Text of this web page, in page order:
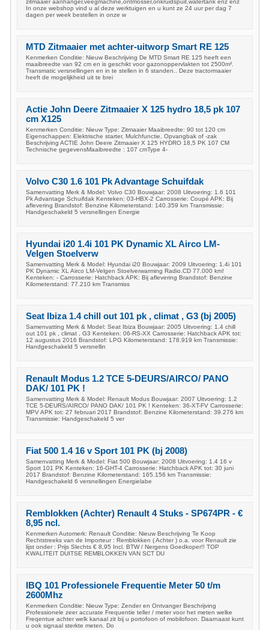
zitmaaier aanhanger,veegmachine,ontmosser,onkruidspuit,watertank enz enz
In onze webshop vind u al deze werktuigen en u kunt ze 24 uur per dag 7
dagen per week bestellen in onze w
MTD Zitmaaier met achter-uitworp Smart RE 125
Kenmerken Conditie: Nieuw Beschrijving De MTD Smart RE 125 heeft een
maaibreedte van 92 cm en is geschikt voor gazonoppervlakten tot 2500m².
Transmatic versnellingen en in te stellen in 6 standen.. Deze tractormaaier
heeft de mogelijkheid uit te brei
Actie John Deere Zitmaaier X 125 hydro 18,5 pk 107
cm X125
Kenmerken Conditie: Nieuw Type: Zitmaaier Maaibreedte: 90 tot 120 cm
Eigenschappen: Elektrische starter, Mulchfunctie, Opvangbak of -zak
Beschrijving ACTIE John Deere Zitmaaier X 125 HYDRO 18,5 PK 107 CM
Technische gegevensMaaibreedte : 107 cmType 4-
Volvo C30 1.6 101 Pk Advantage Schuifdak
Samenvatting Merk & Model: Volvo C30 Bouwjaar: 2008 Uitvoering: 1.6 101
Pk Advantage Schuifdak Kenteken: 03-HBX-2 Carrosserie: Coupé APK: Bij
aflevering Brandstof: Benzine Kilometerstand: 140.359 km Transmissie:
Handgeschakeld 5 versnellingen Energie
Hyundai i20 1.4i 101 PK Dynamic XL Airco LM-
Velgen Stoelverw
Samenvatting Merk & Model: Hyundai i20 Bouwjaar: 2009 Uitvoering: 1.4i 101
PK Dynamic XL Airco LM-Velgen Stoelverwarming Radio.CD 77.000 km!
Kenteken: - Carrosserie: Hatchback APK: Bij aflevering Brandstof: Benzine
Kilometerstand: 77.210 km Transmiss
Seat Ibiza 1.4 chill out 101 pk , climat , G3 (bj 2005)
Samenvatting Merk & Model: Seat Ibiza Bouwjaar: 2005 Uitvoering: 1.4 chill
out 101 pk , climat , G3 Kenteken: 06-RS-XX Carrosserie: Hatchback APK tot:
12 augustus 2016 Brandstof: LPG Kilometerstand: 178.919 km Transmissie:
Handgeschakeld 5 versnellin
Renault Modus 1.2 TCE 5-DEURS/AIRCO/ PANO
DAK/ 101 PK !
Samenvatting Merk & Model: Renault Modus Bouwjaar: 2007 Uitvoering: 1.2
TCE 5-DEURS/AIRCO/ PANO DAK/ 101 PK ! Kenteken: 36-XT-FV Carrosserie:
MPV APK tot: 27 februari 2017 Brandstof: Benzine Kilometerstand: 39.276 km
Transmissie: Handgeschakeld 5 ver
Fiat 500 1.4 16 v Sport 101 PK (bj 2008)
Samenvatting Merk & Model: Fiat 500 Bouwjaar: 2008 Uitvoering: 1.4 16 v
Sport 101 PK Kenteken: 16-GHT-4 Carrosserie: Hatchback APK tot: 30 juni
2017 Brandstof: Benzine Kilometerstand: 165.156 km Transmissie:
Handgeschakeld 6 versnellingen Energielabe
Remblokken (Achter) Renault 4 Stuks - SP674PR - €
8,95 ncl.
Kenmerken Automerk: Renault Conditie: Nieuw Beschrijving Te Koop
Rechtstreeks van de Importeur : Remblokken ( Achter ) o.a. voor Renault zie
lijst onder : Prijs Slechts € 8,95 Incl. BTW / Nergens Goedkoper!! TOP
KWALITEIT DUITSE REMBLOKKEN VAN SCT DU
IBQ 101 Professionele Frequentie Meter 50 t/m
2600Mhz
Kenmerken Conditie: Nieuw Type: Zender en Ontvanger Beschrijving
Professionele zeer accurate Frequentie teller / meter voor het meten welke
Freqentue achter welk kanaal zit bij u portofoon of mobilofoon. Daarnaast kunt
u ook signaal sterkte meten. Do